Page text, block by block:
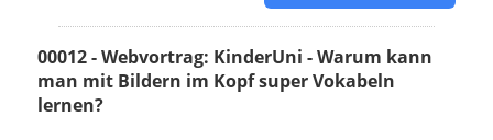
00012 - Webvortrag: KinderUni - Warum kann
man mit Bildern im Kopf super Vokabeln
lernen?